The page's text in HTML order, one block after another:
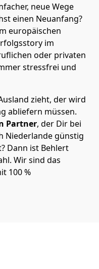
neue Wege
einen Neuanfang?
europäischen
im
oder privaten
stressfrei und
zieht, der wird
abliefern müssen.
Partner, der Dir bei
Niederlande günstig
Dann ist Behlert
Wir sind das
100 %